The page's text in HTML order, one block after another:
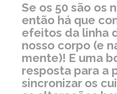
Se os 50 são os
então há que
efeitos da linha
nosso corpo (e
mente)! E uma
resposta para a
sincronizar os